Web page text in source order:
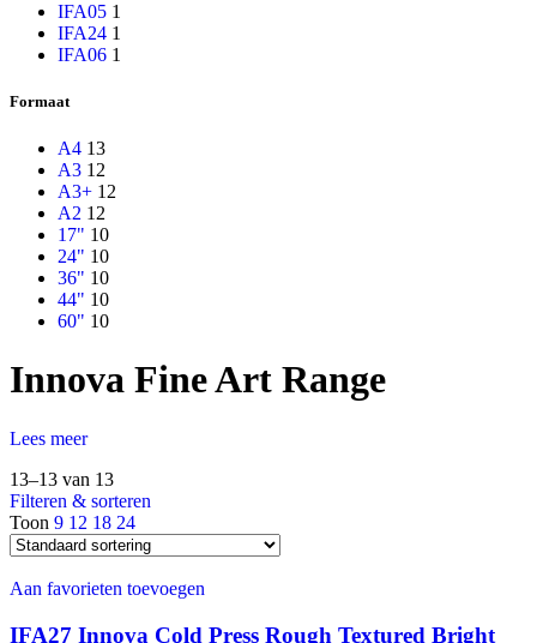
IFA05 1
IFA24 1
IFA06 1
Formaat
A4 13
A3 12
A3+ 12
A2 12
17" 10
24" 10
36" 10
44" 10
60" 10
Innova Fine Art Range
Lees meer
13–13 van 13
Filteren & sorteren
Toon 9 12 18 24
Aan favorieten toevoegen
IFA27 Innova Cold Press Rough Textured Bright